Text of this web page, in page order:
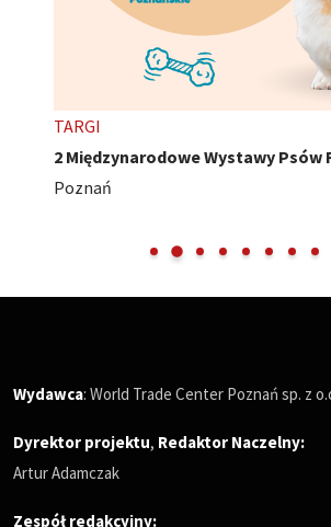
TARGI
2 Międzynarodowe Wystawy Psów
Poznań
Wydawca: World Trade Center Poznań sp. z
Dyrektor projektu, Redaktor Naczelny:
Artur Adamczak
Zespół redakcyjny: